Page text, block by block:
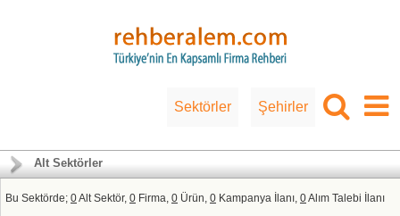
Sektörler Şehirler
Alt Sektörler
Bu Sektörde; 0Alt Sektör, 0 Firma, 0 Ürün, 0 Kampanya İlanı, 0Alım Talebi İlanı